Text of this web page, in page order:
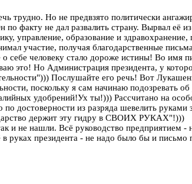
Но не предвзято политически
факту не дал развалить страну. Вырвал её
управление, образование и
участие, получая благодарственные
человеку стало дороже истины! Во
это! Но Администрация президента, у
Послушайте его речь! Вот
поскольку я сам начинаю подозревать
удобрений!Ух ты!))) Рассчитано на
по достоверности из разряда шевелить
держит эту гидру в СВОИХ РУКАХ"!)))
и не нашли. Всё руководство
руках президента - не надо было бы и